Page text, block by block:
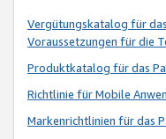
Vergütungskatalog für
Voraussetzungen für die
Produktkatalog für das
Richtlinie für Mobile
Markenrichtlinien für das